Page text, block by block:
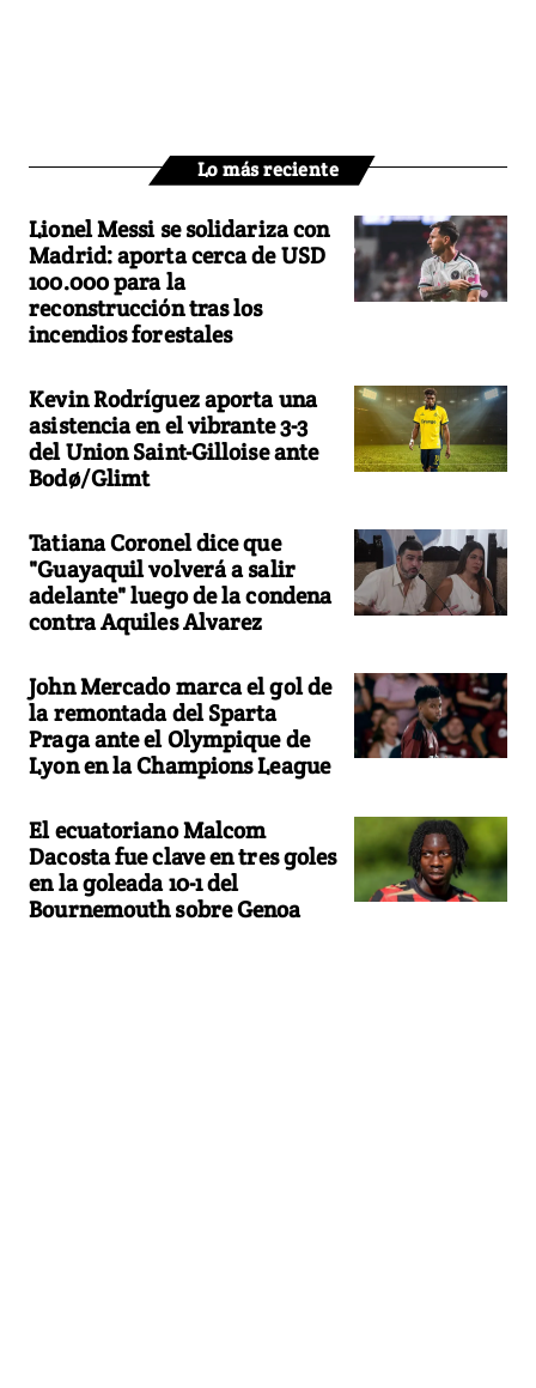
Lo más reciente
Lionel Messi se solidariza con
Madrid: aporta cerca de USD
100.000 para la
reconstrucción tras los
incendios forestales
Kevin Rodríguez aporta una
asistencia en el vibrante 3-3
del Union Saint-Gilloise ante
Bodø/Glimt
Tatiana Coronel dice que
"Guayaquil volverá a salir
adelante" luego de la condena
contra Aquiles Alvarez
John Mercado marca el gol de
la remontada del Sparta
Praga ante el Olympique de
Lyon en la Champions League
El ecuatoriano Malcom
Dacosta fue clave en tres goles
en la goleada 10-1 del
Bournemouth sobre Genoa